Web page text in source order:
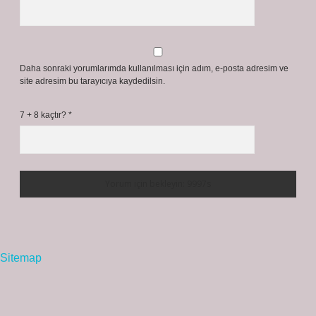
Daha sonraki yorumlarımda kullanılması için adım, e-posta adresim ve
site adresim bu tarayıcıya kaydedilsin.
7 + 8 kaçtır? *
Sitemap